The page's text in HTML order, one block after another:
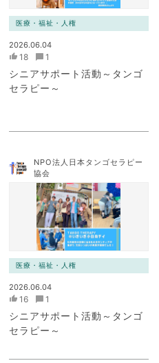
医療・福祉・人権
2026.06.04
18 1
シニアサポート活動～タンゴ
セラピー～
NPO法人日本タンゴセラピー
協会
医療・福祉・人権
2026.06.04
16 1
シニアサポート活動～タンゴ
セラピー～